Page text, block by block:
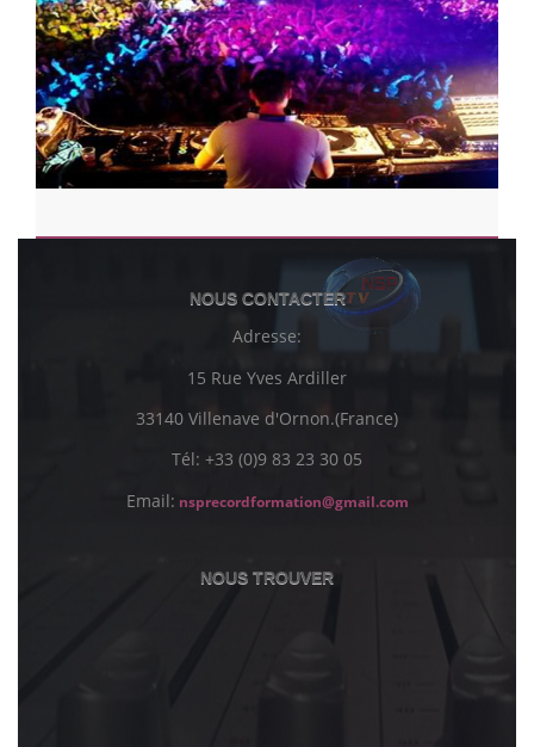
NOUS CONTACTER
Adresse:
15 Rue Yves Ardiller
33140 Villenave d'Ornon.(France)
Tél: +33 (0)9 83 23 30 05
Email: nsprecordformation@gmail.com
NOUS TROUVER